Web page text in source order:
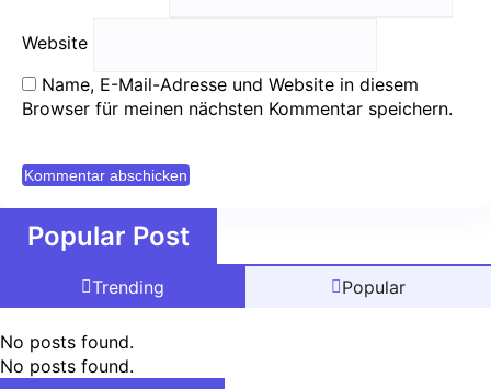
Website
Name, E-Mail-Adresse und Website in diesem
Browser für meinen nächsten Kommentar speichern.
Popular Post
Trending Popular
No posts found.
No posts found.